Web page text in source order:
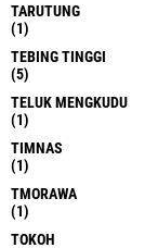
TARUTUNG
(1)
TEBING TINGGI
(5)
TELUK MENGKUDU
(1)
TIMNAS
(1)
TMORAWA
(1)
TOKOH